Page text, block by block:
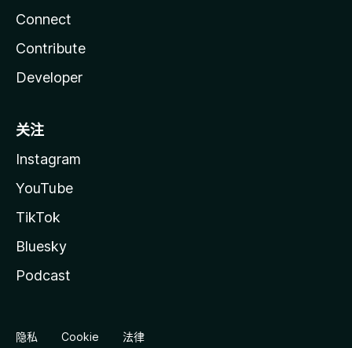
Connect
Contribute
Developer
关注
Instagram
YouTube
TikTok
Bluesky
Podcast
隐私 Cookie 法律